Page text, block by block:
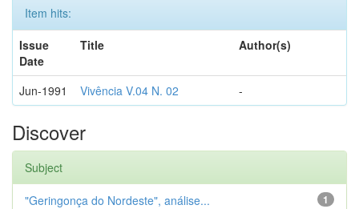
Item hits:
Issue
Date
Title Author(s)
Jun-1991 Vivência V.04 N. 02 -
Discover
Subject
1
"Geringonça do Nordeste", análise...